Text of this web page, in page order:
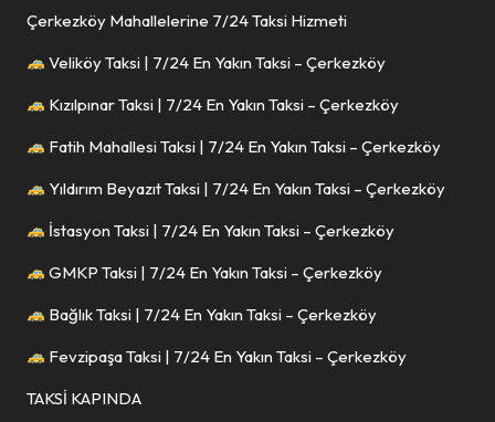
Çerkezköy Mahallelerine 7/24 Taksi Hizmeti
Veliköy Taksi | 7/24 En Yakın Taksi – Çerkezköy
Kızılpınar Taksi | 7/24 En Yakın Taksi – Çerkezköy
Fatih Mahallesi Taksi | 7/24 En Yakın Taksi – Çerkezköy
Yıldırım Beyazıt Taksi | 7/24 En Yakın Taksi – Çerkezköy
İstasyon Taksi | 7/24 En Yakın Taksi – Çerkezköy
GMKP Taksi | 7/24 En Yakın Taksi – Çerkezköy
Bağlık Taksi | 7/24 En Yakın Taksi – Çerkezköy
Fevzipaşa Taksi | 7/24 En Yakın Taksi – Çerkezköy
TAKSİ KAPINDA